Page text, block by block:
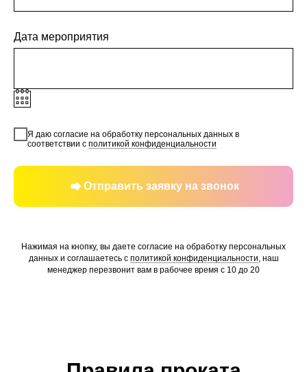
Дата мероприятия
Я даю согласие на обработку персональных данных в
соответствии с политикой конфиденциальности
Отправить заявку на звонок
Нажимая на кнопку, вы даете согласие на обработку персональных
данных и соглашаетесь c политикой конфиденциальности, наш
менеджер перезвонит вам в рабочее время с 10 до 20